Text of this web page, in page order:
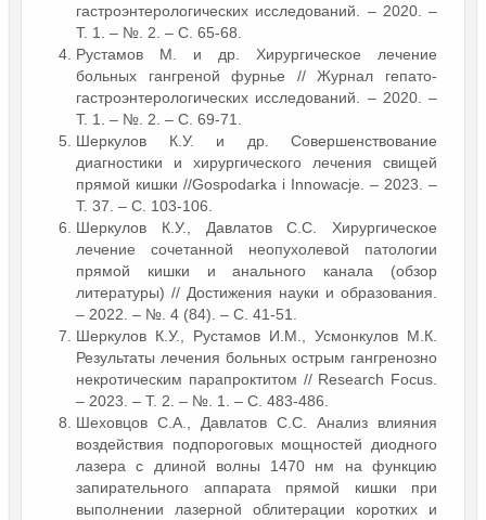
гастроэнтерологических исследований. – 2020. –
Т. 1. – №. 2. – С. 65-68.
Рустамов М. и др. Хирургическое лечение
больных гангреной фурнье // Журнал гепато-
гастроэнтерологических исследований. – 2020. –
Т. 1. – №. 2. – С. 69-71.
Шеркулов К.У. и др. Совершенствование
диагностики и хирургического лечения свищей
прямой кишки //Gospodarka i Innowacje. – 2023. –
Т. 37. – С. 103-106.
Шеркулов К.У., Давлатов С.С. Хирургическое
лечение сочетанной неопухолевой патологии
прямой кишки и анального канала (обзор
литературы) // Достижения науки и образования.
– 2022. – №. 4 (84). – С. 41-51.
Шеркулов К.У., Рустамов И.М., Усмонкулов М.К.
Результаты лечения больных острым гангренозно
некротическим парапроктитом // Research Focus.
– 2023. – Т. 2. – №. 1. – С. 483-486.
Шеховцов С.А., Давлатов С.С. Анализ влияния
воздействия подпороговых мощностей диодного
лазера с длиной волны 1470 нм на функцию
запирательного аппарата прямой кишки при
выполнении лазерной облитерации коротких и